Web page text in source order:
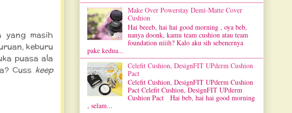
yang masih
keburu
puasa ala
Cuss keep
Make Over Powerstay Demi-Matte Cover
Cushion
Hai beeeb, hai hai good morning , oya beb,
nanya doonk, kamu team cushion atau team
foundation niiih? Kalo aku sih sebenernya
pake kedua...
Celefit Cushion, DesignFIT UPderm Cushion
Pact
Celefit Cushion, DesignFIT UPderm Cushion
Pact Celefit Cushion, DesignFIT UPderm
Cushion Pact Hai beb, hai hai good morning
, selam...